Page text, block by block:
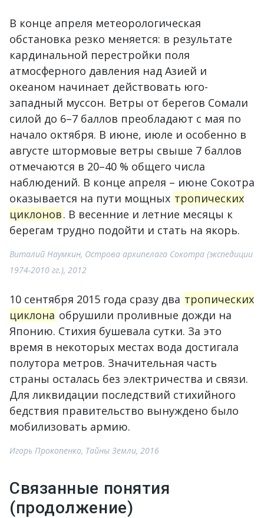
В конце апреля метеорологическая
обстановка резко меняется: в результате
кардинальной перестройки поля
атмосферного давления над Азией и
океаном начинает действовать юго-
западный муссон. Ветры от берегов Сомали
силой до 6–7 баллов преобладают с мая по
начало октября. В июне, июле и особенно в
августе штормовые ветры свыше 7 баллов
отмечаются в 20–40 % общего числа
наблюдений. В конце апреля – июне Сокотра
оказывается на пути мощных тропических
циклонов. В весенние и летние месяцы к
берегам трудно подойти и стать на якорь.
Виталий Наумкин, Острова архипелага Сокотра (экспедиции
1974-2010 гг.), 2012
10 сентября 2015 года сразу два тропических
циклона обрушили проливные дожди на
Японию. Стихия бушевала сутки. За это
время в некоторых местах вода достигала
полутора метров. Значительная часть
страны осталась без электричества и связи.
Для ликвидации последствий стихийного
бедствия правительство вынуждено было
мобилизовать армию.
Игорь Прокопенко, Тайны Земли, 2016
Связанные понятия
(продолжение)